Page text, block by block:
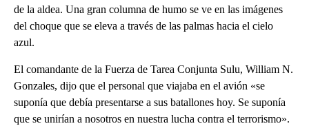
de la aldea. Una gran columna de humo se ve en las imágenes
del choque que se eleva a través de las palmas hacia el cielo
azul.
El comandante de la Fuerza de Tarea Conjunta Sulu, William N.
Gonzales, dijo que el personal que viajaba en el avión «se
suponía que debía presentarse a sus batallones hoy. Se suponía
que se unirían a nosotros en nuestra lucha contra el terrorismo».